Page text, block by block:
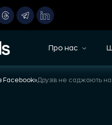
Про нас
з Facebook»